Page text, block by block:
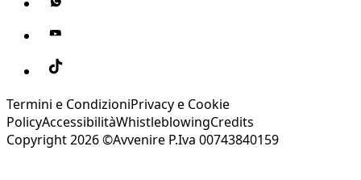
Termini e CondizioniPrivacy e Cookie
PolicyAccessibilitàWhistleblowingCredits
Copyright 2026 ©Avvenire P.Iva 00743840159